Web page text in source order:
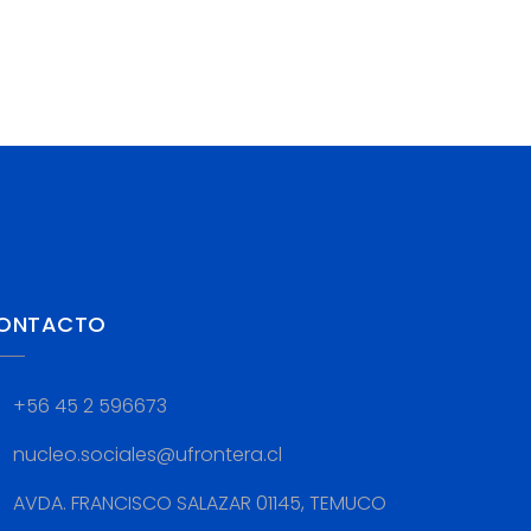
+56 45 2 596673
nucleo.sociales@ufrontera.cl
AVDA. FRANCISCO SALAZAR 01145, TEMUCO